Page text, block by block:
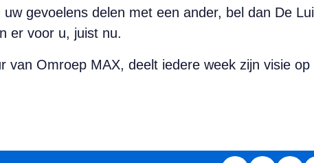
gevoelens delen met een ander, bel dan De
er voor u, juist nu.
van Omroep MAX, deelt iedere week zijn visie